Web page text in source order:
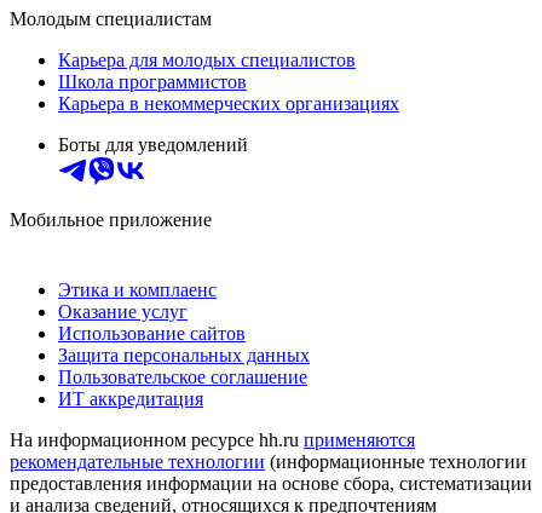
Молодым специалистам
Карьера для молодых специалистов
Школа программистов
Карьера в некоммерческих организациях
Боты для уведомлений
Мобильное приложение
Этика и комплаенс
Оказание услуг
Использование сайтов
Защита персональных данных
Пользовательское соглашение
ИТ аккредитация
На информационном ресурсе hh.ru применяются
рекомендательные технологии (информационные технологии
предоставления информации на основе сбора, систематизации
и анализа сведений, относящихся к предпочтениям